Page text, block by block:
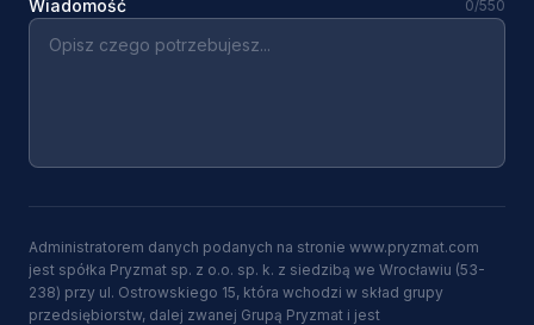
Wiadomość 0/550
Administratorem danych podanych na stronie www.pryzmat.com
jest spółka Pryzmat sp. z o.o. sp. k. z siedzibą we Wrocławiu (53-
238) przy ul. Ostrowskiego 15, która wchodzi w skład grupy
przedsiębiorstw, dalej zwanej Grupą Pryzmat i jest